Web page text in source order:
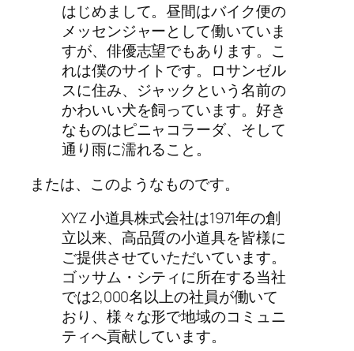
はじめまして。昼間はバイク便の
メッセンジャーとして働いていま
すが、俳優志望でもあります。こ
れは僕のサイトです。ロサンゼル
スに住み、ジャックという名前の
かわいい犬を飼っています。好き
なものはピニャコラーダ、そして
通り雨に濡れること。
または、このようなものです。
XYZ 小道具株式会社は1971年の創
立以来、高品質の小道具を皆様に
ご提供させていただいています。
ゴッサム・シティに所在する当社
では2,000名以上の社員が働いて
おり、様々な形で地域のコミュニ
ティへ貢献しています。